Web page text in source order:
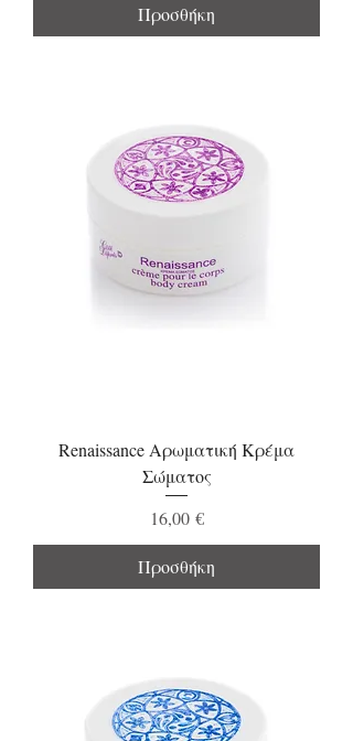
Προσθήκη
Renaissance Αρωματική Κρέμα
Σώματος
Τιμή
16,00 €
Προσθήκη